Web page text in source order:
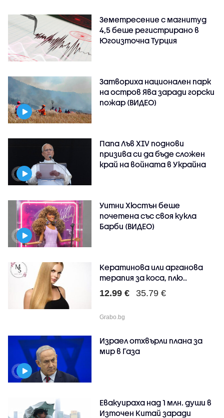
Земетресение с магнитуд
4,5 беше регистрирано в
Югоизточна Турция
Затвориха национален парк
на остров Ява заради горски
пожар (ВИДЕО)
Папа Лъв XIV поднови
призива си да бъде сложен
край на войната в Украйна
Уитни Хюстън беше
почетена със своя кукла
Барби (ВИДЕО)
Кератинова или арганова
терапия за коса, плю..
12.99 € 35.79 €
Grabo.bg
Израел отхвърли плана за
мир в Газа
Евакуираха над 1 млн. души в
Източен Китай заради